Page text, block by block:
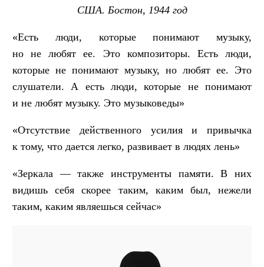
США. Бостон, 1944 год
«Есть люди, которые понимают музыку,
но не любят ее. Это композиторы. Есть люди,
которые не понимают музыку, но любят ее. Это
слушатели. А есть люди, которые не понимают
и не любят музыку. Это музыковеды»
«Отсутствие действенного усилия и привычка
к тому, что дается легко, развивает в людях лень»
«Зеркала — также инструменты памяти. В них
видишь себя скорее таким, каким был, нежели
таким, каким являешься сейчас»